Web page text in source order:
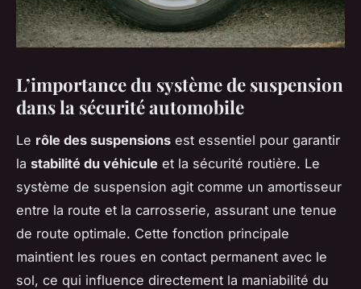
L’importance du système de suspension
dans la sécurité automobile
Le rôle des suspensions est essentiel pour garantir
la stabilité du véhicule et la sécurité routière. Le
système de suspension agit comme un amortisseur
entre la route et la carrosserie, assurant une tenue
de route optimale. Cette fonction principale
maintient les roues en contact permanent avec le
sol, ce qui influence directement la maniabilité du